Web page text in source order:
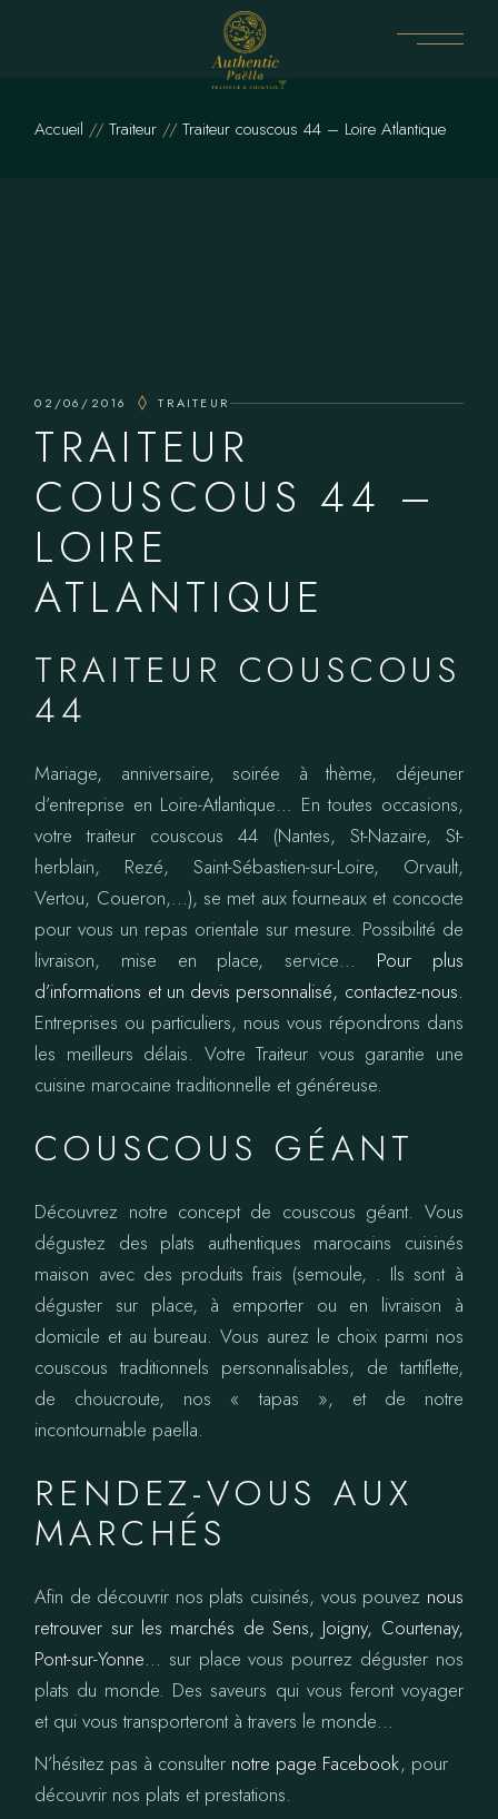
Accueil Traiteur Traiteur couscous 44 – Loire Atlantique
02/06/2016 TRAITEUR
TRAITEUR
COUSCOUS 44 –
LOIRE
ATLANTIQUE
TRAITEUR COUSCOUS
44
Mariage, anniversaire, soirée à thème, déjeuner
d’entreprise en Loire-Atlantique… En toutes occasions,
votre traiteur couscous 44 (Nantes, St-Nazaire, St-
herblain, Rezé, Saint-Sébastien-sur-Loire, Orvault,
Vertou, Coueron,…), se met aux fourneaux et concocte
pour vous un repas orientale sur mesure. Possibilité de
livraison, mise en place, service… Pour plus
d’informations et un devis personnalisé, contactez-nous.
Entreprises ou particuliers, nous vous répondrons dans
les meilleurs délais. Votre Traiteur vous garantie une
cuisine marocaine traditionnelle et généreuse.
COUSCOUS GÉANT
Découvrez notre concept de couscous géant. Vous
dégustez des plats authentiques marocains cuisinés
maison avec des produits frais (semoule, . Ils sont à
déguster sur place, à emporter ou en livraison à
domicile et au bureau. Vous aurez le choix parmi nos
couscous traditionnels personnalisables, de tartiflette,
de choucroute, nos « tapas », et de notre
incontournable paella.
RENDEZ-VOUS AUX
MARCHÉS
Afin de découvrir nos plats cuisinés, vous pouvez nous
retrouver sur les marchés de Sens, Joigny, Courtenay,
Pont-sur-Yonne… sur place vous pourrez déguster nos
plats du monde. Des saveurs qui vous feront voyager
et qui vous transporteront à travers le monde…
N’hésitez pas à consulter notre page Facebook, pour
découvrir nos plats et prestations.